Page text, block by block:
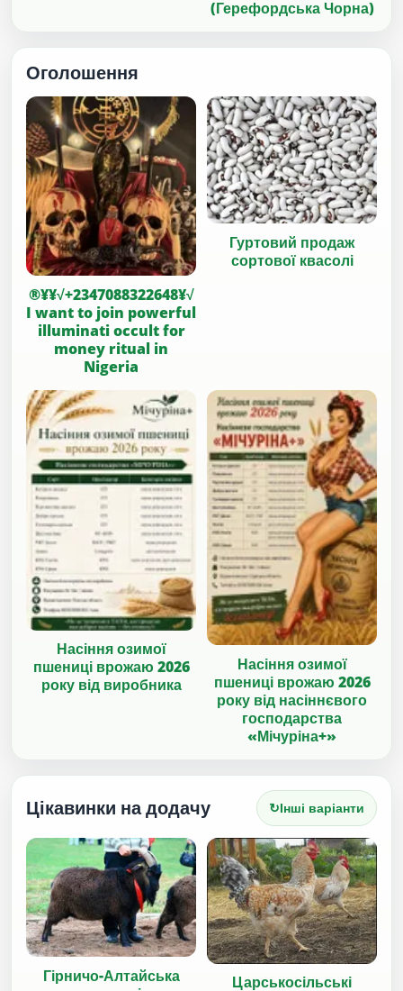
(Герефордська Чорна)
Оголошення
®¥¥√+2347088322648¥√
I want to join powerful
illuminati occult for
money ritual in
Nigeria
Гуртовий продаж
сортової квасолі
Насіння озимої
пшениці врожаю 2026
року від виробника
Насіння озимої
пшениці врожаю 2026
року від насіннєвого
господарства
«Мічуріна+»
Цікавинки на додачу ↻Інші варіанти
Гірничо-Алтайська
Царськосільські